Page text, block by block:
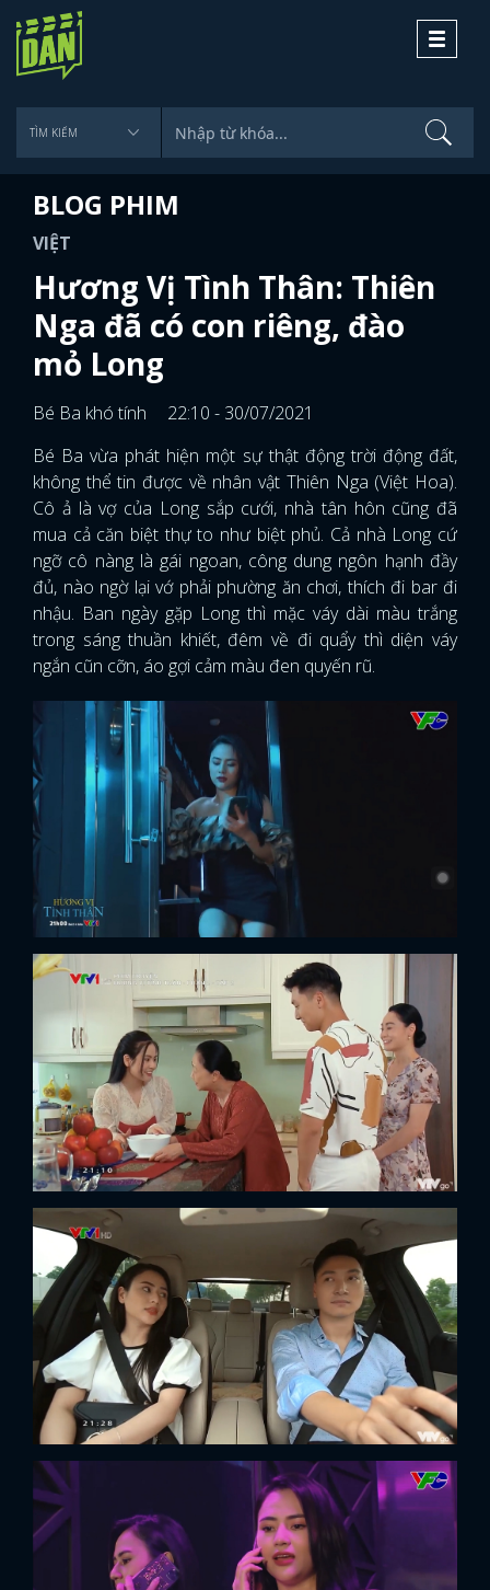
Toggle
BLOG PHIM
VIỆT
Hương Vị Tình Thân: Thiên
Nga đã có con riêng, đào
mỏ Long
Bé Ba khó tính
22:10 - 30/07/2021
Bé Ba vừa phát hiện một sự thật động trời động đất,
không thể tin được về nhân vật Thiên Nga (Việt Hoa).
Cô ả là vợ của Long sắp cưới, nhà tân hôn cũng đã
mua cả căn biệt thự to như biệt phủ. Cả nhà Long cứ
ngỡ cô nàng là gái ngoan, công dung ngôn hạnh đầy
đủ, nào ngờ lại vớ phải phường ăn chơi, thích đi bar đi
nhậu. Ban ngày gặp Long thì mặc váy dài màu trắng
trong sáng thuần khiết, đêm về đi quẩy thì diện váy
ngắn cũn cỡn, áo gợi cảm màu đen quyến rũ.